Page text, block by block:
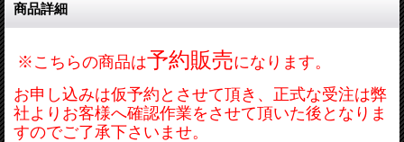
商品詳細
※こちらの商品は予約販売になります。
お申し込みは仮予約とさせて頂き、正式な受注は弊
社よりお客様へ確認作業をさせて頂いた後となりま
すのでご了承下さいませ。